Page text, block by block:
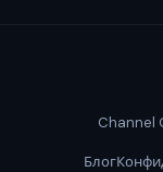
Channel
Блог